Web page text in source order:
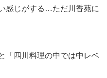
感じがする…ただ川香苑に
「四川料理の中では中レベ